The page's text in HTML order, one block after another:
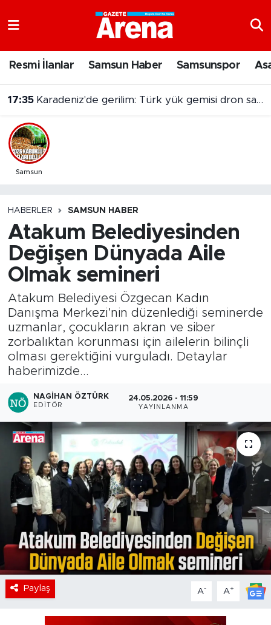
Resmi İlanlar Samsun Haber Samsunspor
17:35 Karadeniz'de gerilim: Türk yük gemisi dron saldırısına uğradı
Samsun
HABERLER SAMSUN HABER
Atakum Belediyesinden
Değişen Dünyada Aile
Olmak semineri
Atakum Belediyesi Özgecan Kadın
Danışma Merkezi’nin düzenlediği seminerde
uzmanlar, çocukların akran ve siber
zorbalıktan korunması için ailelerin bilinçli
olması gerektiğini vurguladı. Detaylar
haberimizde...
NAGIHAN ÖZTÜRK
EDITÖR
24.05.2026 - 11:59
YAYINLANMA
Paylaş A- A+
Samsun Namaz Vakitleri
Trafik Durumu
Süper Lig Puan Durumu ve Fikstür
Son Dakika Haberleri
Haber Arşivi